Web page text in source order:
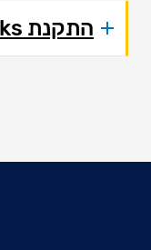
התקנת SolidWorks